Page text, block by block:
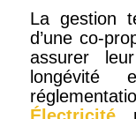
La gestion
d’une co-
assurer
longévité